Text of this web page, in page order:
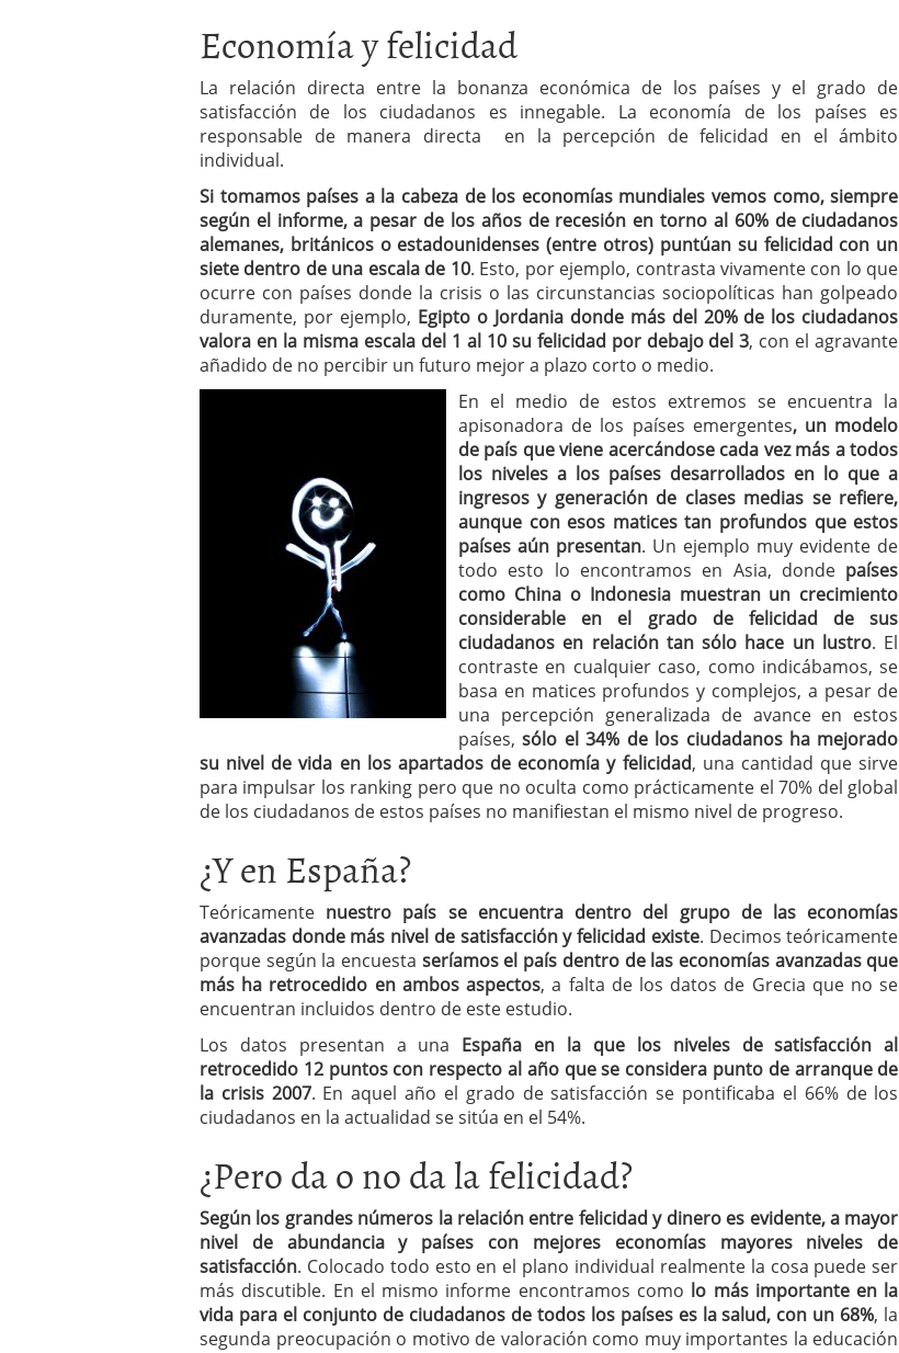
Economía y felicidad
La relación directa entre la bonanza económica de los países y el grado de
satisfacción de los ciudadanos es innegable. La economía de los países es
responsable de manera directa en la percepción de felicidad en el ámbito
individual.
Si tomamos países a la cabeza de los economías mundiales vemos como, siempre
según el informe, a pesar de los años de recesión en torno al 60% de ciudadanos
alemanes, británicos o estadounidenses (entre otros) puntúan su felicidad con un
siete dentro de una escala de 10. Esto, por ejemplo, contrasta vivamente con lo que
ocurre con países donde la crisis o las circunstancias sociopolíticas han golpeado
duramente, por ejemplo, Egipto o Jordania donde más del 20% de los ciudadanos
valora en la misma escala del 1 al 10 su felicidad por debajo del 3, con el agravante
añadido de no percibir un futuro mejor a plazo corto o medio.
En el medio de estos extremos se encuentra la
apisonadora de los países emergentes, un modelo
de país que viene acercándose cada vez más a todos
los niveles a los países desarrollados en lo que a
ingresos y generación de clases medias se refiere,
aunque con esos matices tan profundos que estos
países aún presentan. Un ejemplo muy evidente de
todo esto lo encontramos en Asia, donde países
como China o Indonesia muestran un crecimiento
considerable en el grado de felicidad de sus
ciudadanos en relación tan sólo hace un lustro. El
contraste en cualquier caso, como indicábamos, se
basa en matices profundos y complejos, a pesar de
una percepción generalizada de avance en estos
países,sólo el 34% de los ciudadanos ha mejorado
su nivel de vida en los apartados de economía y felicidad, una cantidad que sirve
para impulsar los ranking pero que no oculta como prácticamente el 70% del global
de los ciudadanos de estos países no manifiestan el mismo nivel de progreso.
¿Y en España?
Teóricamente nuestro país se encuentra dentro del grupo de las economías
avanzadas donde más nivel de satisfacción y felicidad existe. Decimos teóricamente
porque según la encuesta seríamos el país dentro de las economías avanzadas que
más ha retrocedido en ambos aspectos, a falta de los datos de Grecia que no se
encuentran incluidos dentro de este estudio.
Los datos presentan a una España en la que los niveles de satisfacción al
retrocedido 12 puntos con respecto al año que se considera punto de arranque de
la crisis 2007. En aquel año el grado de satisfacción se pontificaba el 66% de los
ciudadanos en la actualidad se sitúa en el 54%.
¿Pero da o no da la felicidad?
Según los grandes números la relación entre felicidad y dinero es evidente, a mayor
nivel de abundancia y países con mejores economías mayores niveles de
satisfacción. Colocado todo esto en el plano individual realmente la cosa puede ser
más discutible. En el mismo informe encontramos como lo más importante en la
vida para el conjunto de ciudadanos de todos los países es la salud, con un 68%, la
segunda preocupación o motivo de valoración como muy importantes la educación